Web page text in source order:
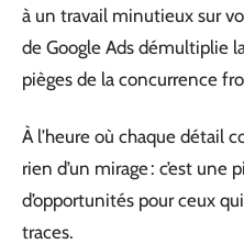
à un travail minutieux sur
de Google Ads démultiplie
pièges de la concurrence
À l’heure où chaque détail
rien d’un mirage : c’est
d’opportunités pour ceux
traces.